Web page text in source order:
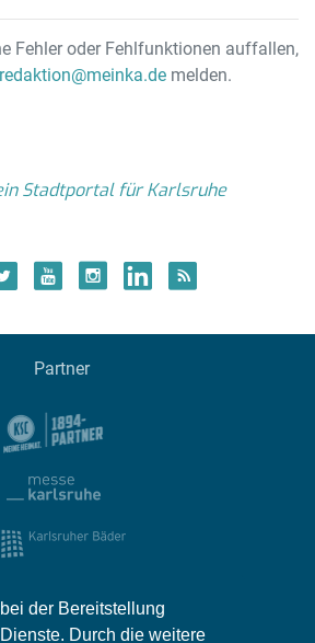
der Bereitstellung
Durch die weitere
Fehler oder Fehlfunktionen auffallen,
redaktion@meinka.demelden.
Stadtportal für Karlsruhe
Partner